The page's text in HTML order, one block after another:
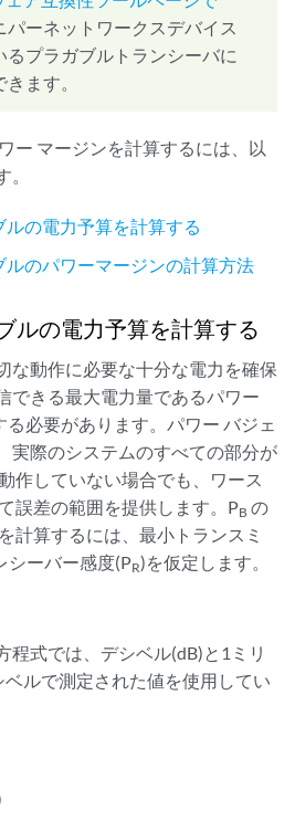
パーネットワークスデバイス
るプラガブルトランシーバに
ます。
ー マージンを計算するには、以
の電力予算を計算する
のパワーマージンの計算方法
ルの電力予算を計算する
な動作に必要な十分な電力を確保
できる最大電力量であるパワー
る必要があります。パワー バジェ
実際のシステムのすべての部分が
作していない場合でも、ワース
誤差の範囲を提供します。PB の
計算するには、最小トランスミ
シーバー感度(PR)を仮定します。
程式では、デシベル(dB)と1ミリ
ルで測定された値を使用してい